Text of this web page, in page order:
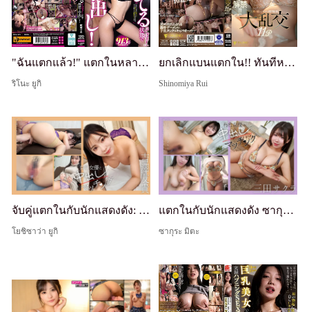
"ฉันแตกแล้ว!" แตกในหลายครั้งในสภาพนั้น! Rino Yuki
ริโนะ ยูกิ
ยกเลิกแบนแตกใน!! ทันทีหลัง Kame Renchan แตกใน รวมเย็ด 11P Rui Sasamiya
Shinomiya Rui
จับคู่แตกในกับนักแสดงดัง: โยชิซาวะ โทโมกิ
โยชิซาว่า ยูกิ
แตกในกับนักแสดงดัง ซากุระ มิตะ
ซากุระ มิตะ